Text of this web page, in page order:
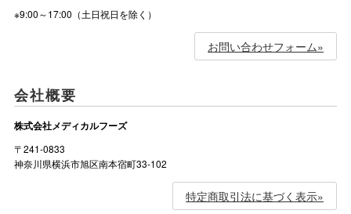
※9:00～17:00（土日祝日を除く）
お問い合わせフォーム»
会社概要
株式会社メディカルフーズ
〒241-0833
神奈川県横浜市旭区南本宿町33-102
特定商取引法に基づく表示»